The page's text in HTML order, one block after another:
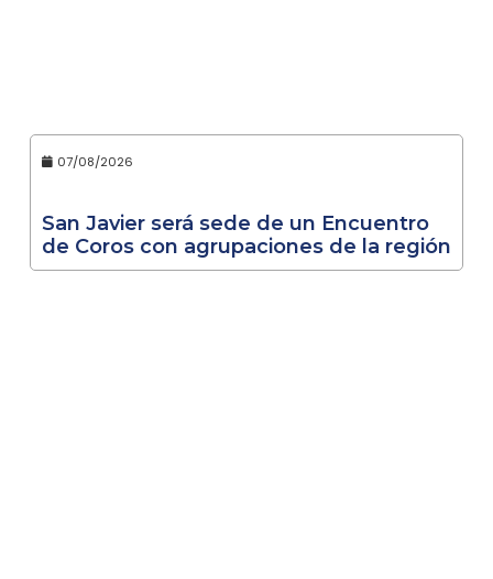
07/08/2026
San Javier será sede de un Encuentro
de Coros con agrupaciones de la región